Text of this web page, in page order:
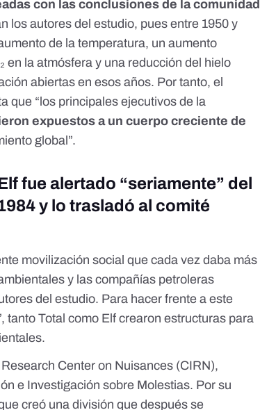
con las conclusiones de la comunidad
los autores del estudio, pues entre 1950 y
de la temperatura, un aumento
en la atmósfera y una reducción del hielo
abiertas en esos años. Por tanto, el
que “los principales ejecutivos de la
expuestos a un cuerpo creciente de
global”.
fue alertado “seriamente” del
y lo trasladó al comité
movilización social que cada vez daba más
y las compañías petroleras
del estudio. Para hacer frente a este
tanto Total como Elf crearon estructuras para
Center on Nuisances (CIRN),
e Investigación sobre Molestias. Por su
creó una división que después se